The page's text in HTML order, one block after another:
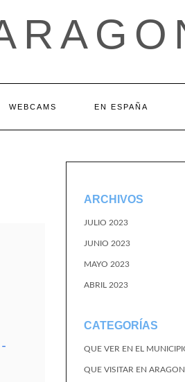
WEBCAMS EN ESPAÑA
ARCHIVOS
JULIO 2023
JUNIO 2023
MAYO 2023
ABRIL 2023
CATEGORÍAS
QUE VER EN EL
QUE VISITAR EN ARAGON